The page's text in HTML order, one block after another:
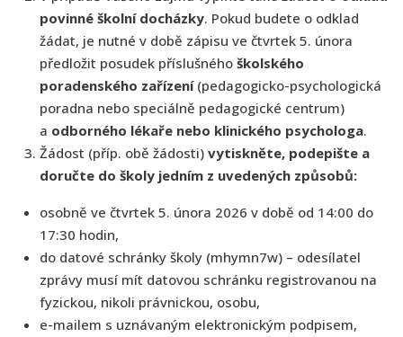
povinné školní docházky. Pokud budete o odklad
žádat, je nutné v době zápisu ve čtvrtek 5. února
předložit posudek příslušného školského
poradenského zařízení(pedagogicko-psychologická
poradna nebo speciálně pedagogické centrum)
a odborného lékaře nebo klinického psychologa.
Žádost (příp. obě žádosti) vytiskněte, podepište a
doručte do školy jedním z uvedených způsobů:
osobně ve čtvrtek 5. února 2026 v době od 14:00 do
17:30 hodin,
do datové schránky školy (mhymn7w) – odesílatel
zprávy musí mít datovou schránku registrovanou na
fyzickou, nikoli právnickou, osobu,
e-mailem s uznávaným elektronickým podpisem,